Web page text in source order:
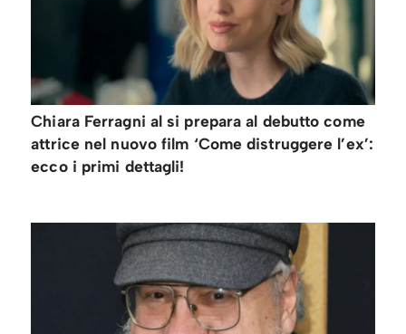
Chiara Ferragni al si prepara al debutto come
attrice nel nuovo film ‘Come distruggere l’ex’:
ecco i primi dettagli!